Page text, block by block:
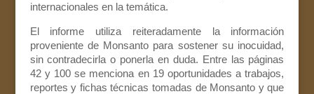
internacionales en la temática.
El informe utiliza reiteradamente la información
proveniente de Monsanto para sostener su inocuidad,
sin contradecirla o ponerla en duda. Entre las páginas
42 y 100 se menciona en 19 oportunidades a trabajos,
reportes y fichas técnicas tomadas de Monsanto y que